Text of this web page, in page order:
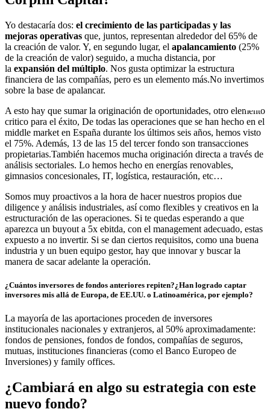
Yo destacaría dos: el crecimiento de las participadas y las
mejoras operativas que, juntos, representan alrededor del 65% de
la creación de valor. Y, en segundo lugar, el apalancamiento (25%
de la creación de valor) seguido, a mucha distancia, por
la expansión del múltiplo. Nos gusta optimizar la estructura
financiera de las compañías, pero es un elemento más.No invertimos
sobre la base de apalancar.
A esto hay que sumar la originación de oportunidades, otro elemento
critico para el éxito, De todas las operaciones que se han hecho en el
middle market en España durante los últimos seis años, hemos visto
el 75%. Además, 13 de las 15 del tercer fondo son transacciones
propietarias.También hacemos mucha originación directa a través de
análisis sectoriales. Lo hemos hecho en energías renovables,
gimnasios concesionales, IT, logística, restauración, etc…
Somos muy proactivos a la hora de hacer nuestros propios due
diligence y análisis industriales, así como flexibles y creativos en la
estructuración de las operaciones. Si te quedas esperando a que
aparezca un buyout a 5x ebitda, con el management adecuado, estas
expuesto a no invertir. Si se dan ciertos requisitos, como una buena
industria y un buen equipo gestor, hay que innovar y buscar la
manera de sacar adelante la operación.
¿Cuántos inversores de fondos anteriores repiten?¿Han logrado captar
inversores mis allá de Europa, de EE.UU. o Latinoamérica, por ejemplo?
La mayoría de las aportaciones proceden de inversores
institucionales nacionales y extranjeros, al 50% aproximadamente:
fondos de pensiones, fondos de fondos, compañías de seguros,
mutuas, instituciones financieras (como el Banco Europeo de
Inversiones) y family offices.
¿Cambiará en algo su estrategia con este
nuevo fondo?